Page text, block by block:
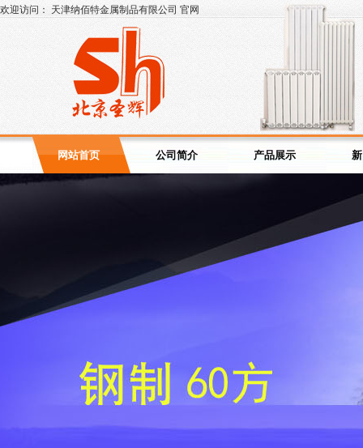
欢迎访问： 天津纳佰特金属制品有限公司 官网
网站首页 公司简介 产品展示